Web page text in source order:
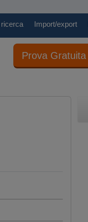
Import/export
Prova Gratuita